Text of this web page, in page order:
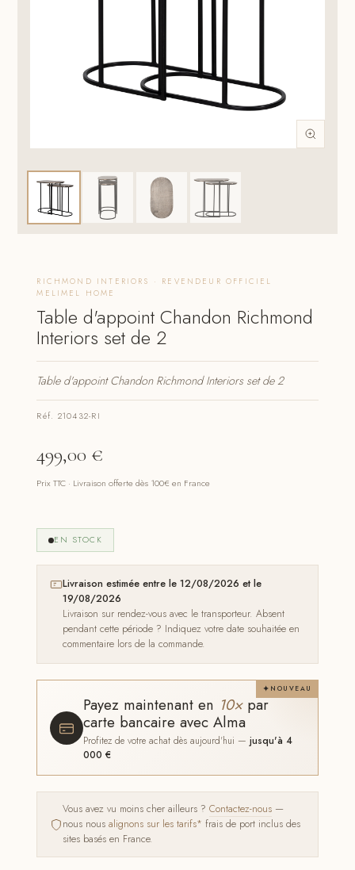
RICHMOND INTERIORS · REVENDEUR OFFICIEL
MELIMEL HOME
Table d'appoint Chandon Richmond
Interiors set de 2
Table d'appoint Chandon Richmond Interiors set de 2
Réf. 210432-RI
499,00 €
Prix TTC · Livraison offerte dès 100€ en France
EN STOCK
Livraison estimée entre le 12/08/2026 et le
19/08/2026
Livraison sur rendez-vous avec le transporteur. Absent
pendant cette période ? Indiquez votre date souhaitée en
commentaire lors de la commande.
NOUVEAU
Payez maintenant en 10×par
carte bancaire avec Alma
Profitez de votre achat dès aujourd'hui —jusqu'à 4
000 €
Vous avez vu moins cher ailleurs ?Contactez-nous —
nous nousalignons sur les tarifs* frais de port inclus des
sites basés en France.